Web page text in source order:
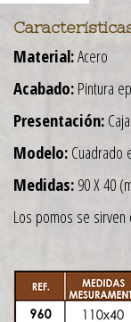
Material:Acero
Acabado: Pintura
Presentación:
Modelo: Cuadrado
Medidas: 90 X 40
Los pomos se